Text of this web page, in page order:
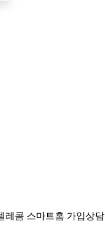
레콤 스마트홈 가입상담